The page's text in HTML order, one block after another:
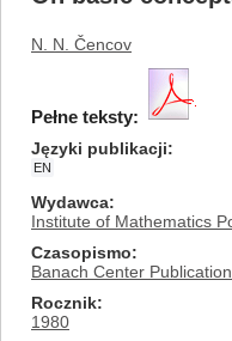
N. N. Čencov
Pełne teksty:
Języki publikacji
EN
Wydawca
Institute of Mathematics
Czasopismo
Banach Center
Rocznik
1980